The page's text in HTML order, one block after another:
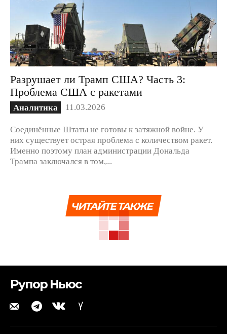
Разрушает ли Трамп США? Часть 3:
Проблема США с ракетами
Аналитика 11.03.2026
Соединённые Штаты не готовы к затяжной войне. У
них существует острая проблема с количеством ракет.
Именно поэтому план администрации Дональда
Трампа заключался в том,...
ЧИТАЙТЕ ТАКЖЕ
Рупор Ньюс